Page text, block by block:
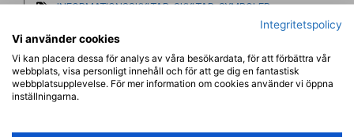
INFORMATIONSSKYLTAR,SKYLTAR,SYMBOLER
Integritetspolicy
Vi använder cookies
Vi kan placera dessa för analys av våra besökardata, för att förbättra vår
webbplats, visa personligt innehåll och för att ge dig en fantastisk
webbplatsupplevelse. För mer information om cookies använder vi öppna
inställningarna.